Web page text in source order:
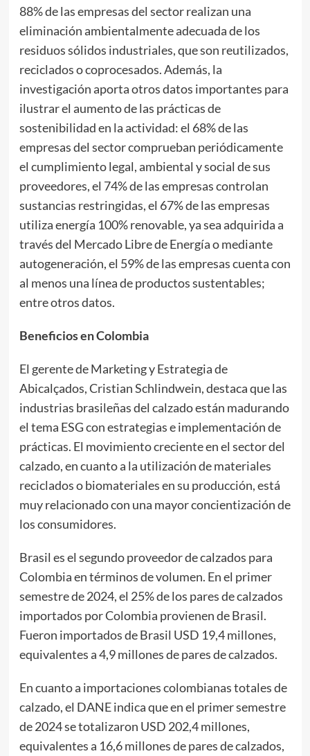
88% de las empresas del sector realizan una
eliminación ambientalmente adecuada de los
residuos sólidos industriales, que son reutilizados,
reciclados o coprocesados. Además, la
investigación aporta otros datos importantes para
ilustrar el aumento de las prácticas de
sostenibilidad en la actividad: el 68% de las
empresas del sector comprueban periódicamente
el cumplimiento legal, ambiental y social de sus
proveedores, el 74% de las empresas controlan
sustancias restringidas, el 67% de las empresas
utiliza energía 100% renovable, ya sea adquirida a
través del Mercado Libre de Energía o mediante
autogeneración, el 59% de las empresas cuenta con
al menos una línea de productos sustentables;
entre otros datos.
Beneficios en Colombia
El gerente de Marketing y Estrategia de
Abicalçados, Cristian Schlindwein, destaca que las
industrias brasileñas del calzado están madurando
el tema ESG con estrategias e implementación de
prácticas. El movimiento creciente en el sector del
calzado, en cuanto a la utilización de materiales
reciclados o biomateriales en su producción, está
muy relacionado con una mayor concientización de
los consumidores.
Brasil es el segundo proveedor de calzados para
Colombia en términos de volumen. En el primer
semestre de 2024, el 25% de los pares de calzados
importados por Colombia provienen de Brasil.
Fueron importados de Brasil USD 19,4 millones,
equivalentes a 4,9 millones de pares de calzados.
En cuanto a importaciones colombianas totales de
calzado, el DANE indica que en el primer semestre
de 2024 se totalizaron USD 202,4 millones,
equivalentes a 16,6 millones de pares de calzados,